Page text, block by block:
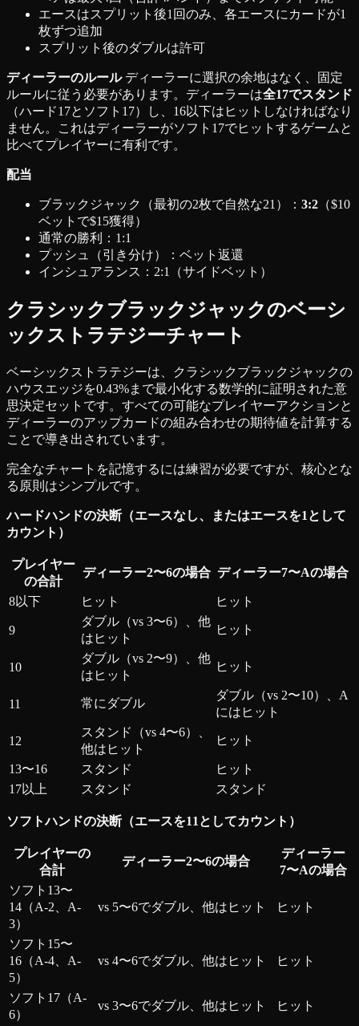
エースはスプリット後1回のみ、各エースにカードが1
枚ずつ追加
スプリット後のダブルは許可
ディーラーのルールディーラーに選択の余地はなく、固定
ルールに従う必要があります。ディーラーは全17でスタンド
（ハード17とソフト17）し、16以下はヒットしなければなり
ません。これはディーラーがソフト17でヒットするゲームと
比べてプレイヤーに有利です。
配当
ブラックジャック（最初の2枚で自然な21）： 3:2 （$10
ベットで$15獲得）
通常の勝利：1:1
プッシュ（引き分け）：ベット返還
インシュアランス：2:1（サイドベット）
クラシックブラックジャックのベーシ
ックストラテジーチャート
ベーシックストラテジーは、クラシックブラックジャックの
ハウスエッジを0.43%まで最小化する数学的に証明された意
思決定セットです。すべての可能なプレイヤーアクションと
ディーラーのアップカードの組み合わせの期待値を計算する
ことで導き出されています。
完全なチャートを記憶するには練習が必要ですが、核心とな
る原則はシンプルです。
ハードハンドの決断（エースなし、またはエースを1として
カウント）
プレイヤー
の合計
ディーラー2〜6の場合 ディーラー7〜Aの場合
8以下 ヒット ヒット
9
ダブル（vs 3〜6）、他
はヒット
ヒット
10
ダブル（vs 2〜9）、他
はヒット
ヒット
11 常にダブル
ダブル（vs 2〜10）、A
にはヒット
12
スタンド（vs 4〜6）、
他はヒット
ヒット
13〜16 スタンド
ヒット
17以上
スタンド スタンド
ソフトハンドの決断（エースを11としてカウント）
プレイヤーの
合計
ディーラー2〜6の場合
ディーラー
7〜Aの場合
ソフト13〜
14（A-2、A-
3）
vs 5〜6でダブル、他はヒット ヒット
ソフト15〜
16（A-4、A-
5）
vs 4〜6でダブル、他はヒット ヒット
ソフト17（A-
6）
vs 3〜6でダブル、他はヒット ヒット